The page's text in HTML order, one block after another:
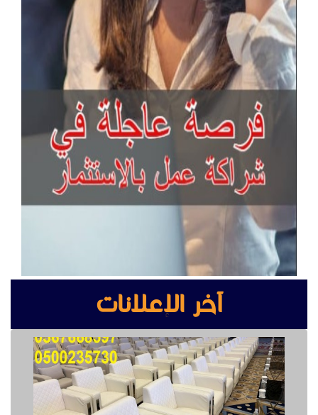
آخر الإعلانات